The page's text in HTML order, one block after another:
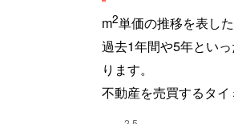
m2単価の推移を表した
過去1年間や5年とい
ります。
不動産を売買するタイ